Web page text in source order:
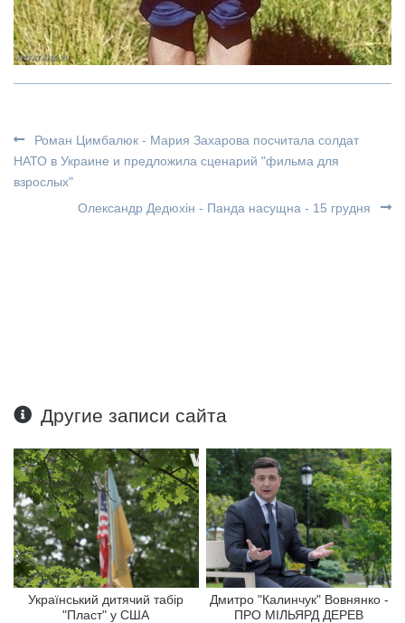
Роман Цимбалюк - Мария Захарова посчитала солдат
НАТО в Украине и предложила сценарий "фильма для
взрослых"
Олександр Дедюхін - Панда насущна - 15 грудня
Другие записи сайта
Український дитячий табір
"Пласт" у США
Дмитро "Калинчук" Вовнянко -
ПРО МІЛЬЯРД ДЕРЕВ